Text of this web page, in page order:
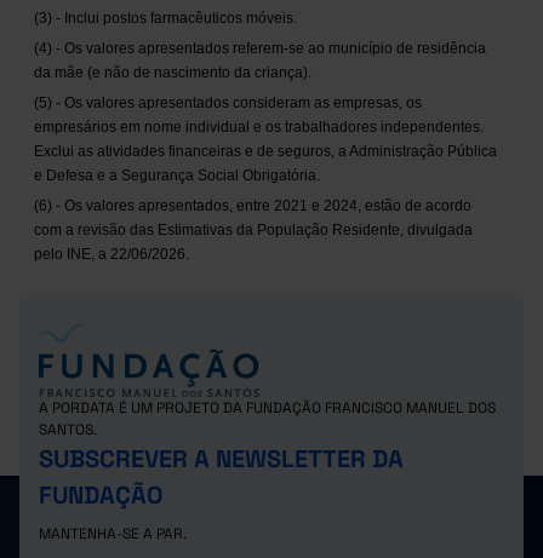
(3) - Inclui postos farmacêuticos móveis.
(4) - Os valores apresentados referem-se ao município de residência
da mãe (e não de nascimento da criança).
(5) - Os valores apresentados consideram as empresas, os
empresários em nome individual e os trabalhadores independentes.
Exclui as atividades financeiras e de seguros, a Administração Pública
e Defesa e a Segurança Social Obrigatória.
(6) - Os valores apresentados, entre 2021 e 2024, estão de acordo
com a revisão das Estimativas da População Residente, divulgada
pelo INE, a 22/06/2026.
A PORDATA É UM PROJETO DA FUNDAÇÃO FRANCISCO MANUEL DOS
SANTOS.
SUBSCREVER A NEWSLETTER DA
FUNDAÇÃO
MANTENHA-SE A PAR.